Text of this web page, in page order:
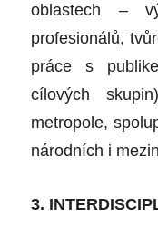
oblastech –
profesionálů,
práce s
cílových
metropole,
národních i
3.